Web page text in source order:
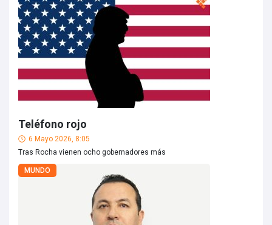
Teléfono rojo
6 Mayo 2026, 8:05
Tras Rocha vienen ocho gobernadores más
MUNDO